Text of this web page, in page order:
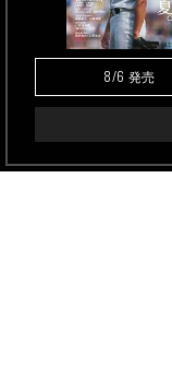
8/6 発売